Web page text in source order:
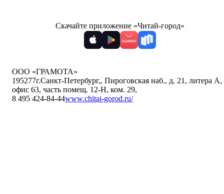
Скачайте приложение «Читай-город»
ООО «ГРАМОТА»
195277г.Санкт-Петербург,, Пироговская наб., д. 21, литера А,
офис 63, часть помещ. 12-Н, ком. 29,
8 495 424-84-44www.chitai-gorod.ru/